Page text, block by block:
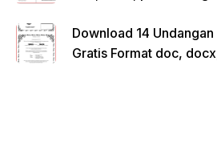
Download 14
Gratis Format doc,